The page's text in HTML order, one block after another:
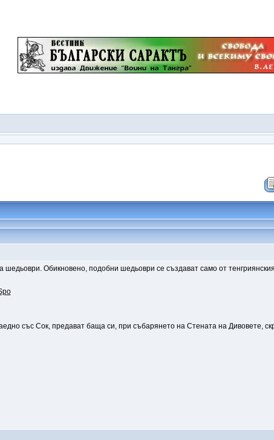
шедьоври. Обикновено, подобни шедьоври се създават само от
със Сок, предават баща си, при събарянето на Стената на Дивовете,